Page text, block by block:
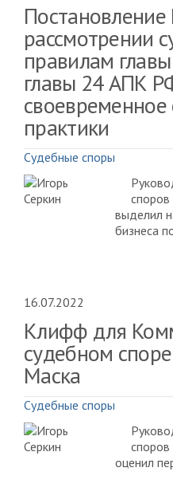
рассмотрении
правилам
главы 24 АПК
практики
Судебные споры
выделил
бизнеса
16.07.2022
Клифф для
судебном
Маска
Судебные споры
оценил